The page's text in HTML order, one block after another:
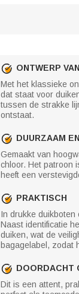
ONTWERP
Met het klassieke
dat staat voor
tussen de strakke
ontstaat.
DUURZAAM
Gemaakt van
chloor. Het patroon
heeft een
PRAKTISCH
In drukke
Naast identificatie
duiken, wat de
bagagelabel, zodat
DOORDACHT
Dit is een attent,